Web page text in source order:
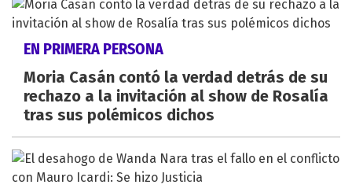
EN PRIMERA PERSONA
Moria Casán contó la verdad detrás de su
rechazo a la invitación al show de Rosalía
tras sus polémicos dichos